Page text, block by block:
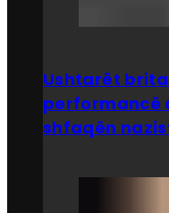
Ushtarët
performancë
shfaqën